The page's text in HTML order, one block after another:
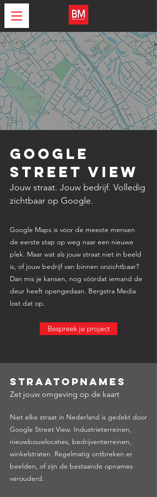
Google
Street View
Jouw straat. Jouw bedrijf. Volledig
zichtbaar op Google.
Google Maps is voor de meeste mensen
de eerste stap op weg naar een nieuwe
plek. Maar wat als jouw straat niet in beeld
is, of jouw bedrijf van binnen onzichtbaar?
Dan mis je kansen, nog vóórdat iemand de
deur heeft opengedaan. Bergstra Media
lost dat op.
Bespreek je project
Straatopnames
Zet jouw omgeving op de kaart
Niet elke straat in Nederland is gedekt door
Google Street View. Industrieterreinen,
nieuwbouwlocaties, bedrijventerreinen,
winkelstraten. Regelmatig ontbreken er
beelden, of zijn de bestaande opnames
verouderd.